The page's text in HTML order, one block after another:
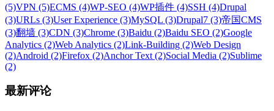
(5)VPN (5)ECMS (4)WP-SEO (4)WP插件 (4)SSH (4)Drupal
(3)URLs (3)User Experience (3)MySQL (3)Drupal7 (3)帝国CMS
(3)翻墙 (3)CDN (3)Chrome (3)Baidu (2)Baidu SEO (2)Google
Analytics (2)Web Analytics (2)Link-Building (2)Web Design
(2)Android (2)Firefox (2)Anchor Text (2)Social Media (2)Sublime
(2)
最新评论